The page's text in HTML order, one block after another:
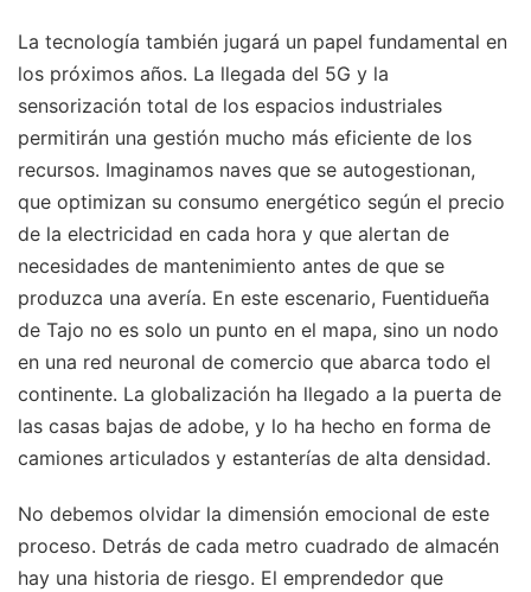
La tecnología también jugará un papel fundamental en
los próximos años. La llegada del 5G y la
sensorización total de los espacios industriales
permitirán una gestión mucho más eficiente de los
recursos. Imaginamos naves que se autogestionan,
que optimizan su consumo energético según el precio
de la electricidad en cada hora y que alertan de
necesidades de mantenimiento antes de que se
produzca una avería. En este escenario, Fuentidueña
de Tajo no es solo un punto en el mapa, sino un nodo
en una red neuronal de comercio que abarca todo el
continente. La globalización ha llegado a la puerta de
las casas bajas de adobe, y lo ha hecho en forma de
camiones articulados y estanterías de alta densidad.
No debemos olvidar la dimensión emocional de este
proceso. Detrás de cada metro cuadrado de almacén
hay una historia de riesgo. El emprendedor que